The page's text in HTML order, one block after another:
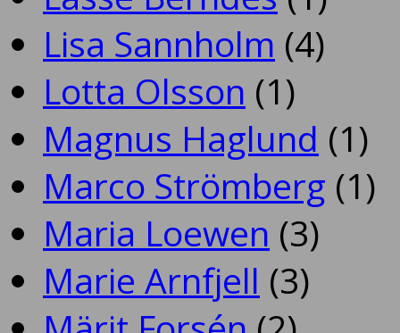
Lisa Sannholm (4)
Lotta Olsson (1)
Magnus Haglund (1)
Marco Strömberg (1)
Maria Loewen (3)
Marie Arnfjell (3)